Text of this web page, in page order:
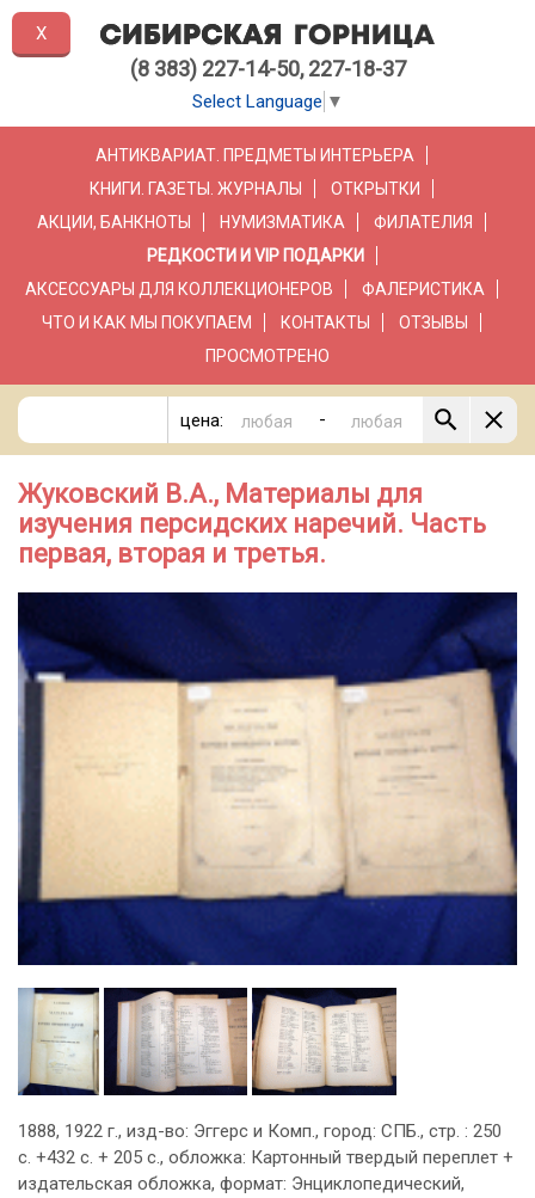
(8 383) 227-14-50, 227-18-37
Select Language ▼
АНТИКВАРИАТ. ПРЕДМЕТЫ ИНТЕРЬЕРА
КНИГИ. ГАЗЕТЫ. ЖУРНАЛЫ
ОТКРЫТКИ
АКЦИИ, БАНКНОТЫ
НУМИЗМАТИКА
ФИЛАТЕЛИЯ
РЕДКОСТИ И VIP ПОДАРКИ
АКСЕССУАРЫ ДЛЯ КОЛЛЕКЦИОНЕРОВ
ФАЛЕРИСТИКА
ЧТО И КАК МЫ ПОКУПАЕМ
КОНТАКТЫ
ОТЗЫВЫ
ПРОСМОТРЕНО
цена: -
Жуковский В.А., Материалы для
изучения персидских наречий. Часть
первая, вторая и третья.
1888, 1922 г., изд-во: Эггерс и Комп., город: СПБ., стр. : 250
с. +432 с. + 205 с., обложка: Картонный твердый переплет +
издательская обложка, формат: Энциклопедический,
X